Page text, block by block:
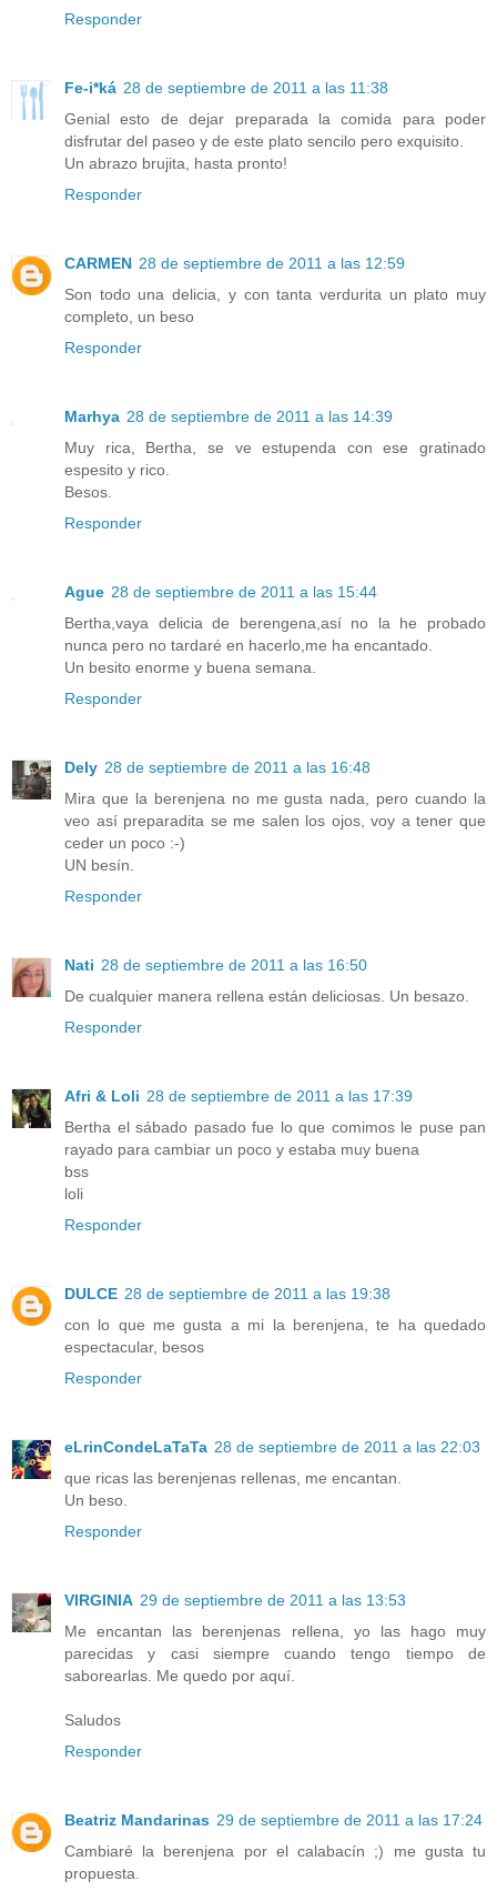
Responder
Fe-i*ká 28 de septiembre de 2011 a las 11:38
Genial esto de dejar preparada la comida para poder
disfrutar del paseo y de este plato sencilo pero exquisito.
Un abrazo brujita, hasta pronto!
Responder
CARMEN 28 de septiembre de 2011 a las 12:59
Son todo una delicia, y con tanta verdurita un plato muy
completo, un beso
Responder
Marhya 28 de septiembre de 2011 a las 14:39
Muy rica, Bertha, se ve estupenda con ese gratinado
espesito y rico.
Besos.
Responder
Ague 28 de septiembre de 2011 a las 15:44
Bertha,vaya delicia de berengena,así no la he probado
nunca pero no tardaré en hacerlo,me ha encantado.
Un besito enorme y buena semana.
Responder
Dely 28 de septiembre de 2011 a las 16:48
Mira que la berenjena no me gusta nada, pero cuando la
veo así preparadita se me salen los ojos, voy a tener que
ceder un poco :-)
UN besín.
Responder
Nati 28 de septiembre de 2011 a las 16:50
De cualquier manera rellena están deliciosas. Un besazo.
Responder
Afri & Loli 28 de septiembre de 2011 a las 17:39
Bertha el sábado pasado fue lo que comimos le puse pan
rayado para cambiar un poco y estaba muy buena
bss
loli
Responder
DULCE 28 de septiembre de 2011 a las 19:38
con lo que me gusta a mi la berenjena, te ha quedado
espectacular, besos
Responder
eLrinCondeLaTaTa 28 de septiembre de 2011 a las 22:03
que ricas las berenjenas rellenas, me encantan.
Un beso.
Responder
VIRGINIA 29 de septiembre de 2011 a las 13:53
Me encantan las berenjenas rellena, yo las hago muy
parecidas y casi siempre cuando tengo tiempo de
saborearlas. Me quedo por aquí.
Saludos
Responder
Beatriz Mandarinas 29 de septiembre de 2011 a las 17:24
Cambiaré la berenjena por el calabacín ;) me gusta tu
propuesta.